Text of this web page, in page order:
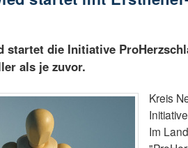
startet die Initiative
als je zuvor.
Kreis
Im